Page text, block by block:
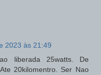
2023 às 21:49
liberada 25watts. De
20kilomentro. Ser Nao